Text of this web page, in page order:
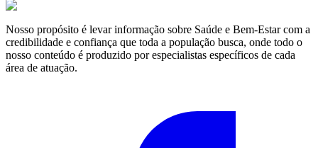
Nosso propósito é levar informação sobre Saúde e Bem-Estar com a
credibilidade e confiança que toda a população busca, onde todo o
nosso conteúdo é produzido por especialistas específicos de cada
área de atuação.